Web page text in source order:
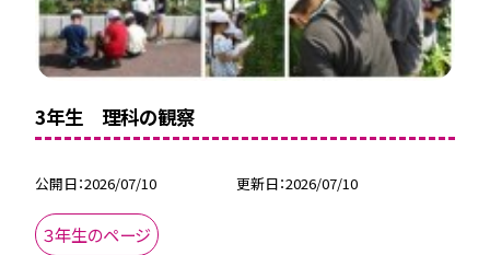
3年生 理科の観察
公開日 2026/07/10 更新日 2026/07/10
３年生のページ